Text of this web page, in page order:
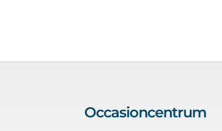
Occasioncentrum